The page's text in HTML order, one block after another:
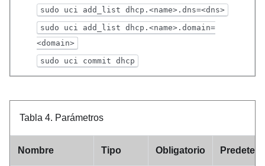
sudo uci add_list dhcp.<name>.dns=<dns>
sudo uci add_list dhcp.<name>.domain=
<domain>
sudo uci commit dhcp
Tabla 4. Parámetros
Nombre Tipo Obligatorio